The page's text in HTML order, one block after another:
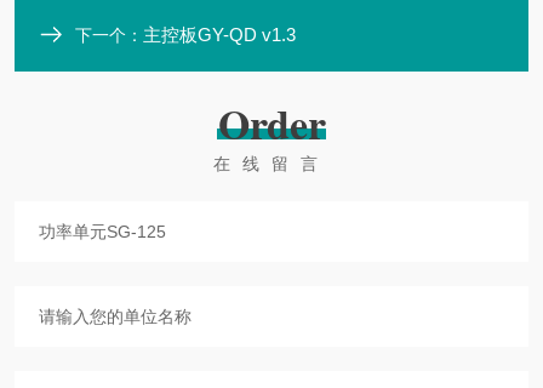
下一个： 主控板GY-QD v1.3
Order
在线留言